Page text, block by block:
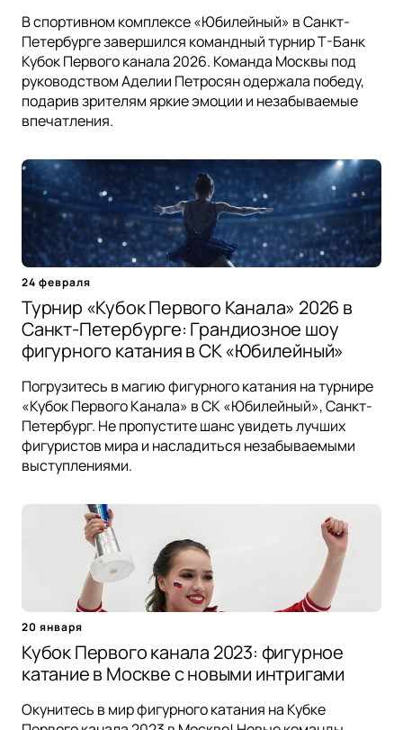
В спортивном комплексе «Юбилейный» в Санкт-
Петербурге завершился командный турнир Т-Банк
Кубок Первого канала 2026. Команда Москвы под
руководством Аделии Петросян одержала победу,
подарив зрителям яркие эмоции и незабываемые
впечатления.
24 февраля
Турнир «Кубок Первого Канала» 2026 в
Санкт-Петербурге: Грандиозное шоу
фигурного катания в СК «Юбилейный»
Погрузитесь в магию фигурного катания на турнире
«Кубок Первого Канала» в СК «Юбилейный», Санкт-
Петербург. Не пропустите шанс увидеть лучших
фигуристов мира и насладиться незабываемыми
выступлениями.
20 января
Кубок Первого канала 2023: фигурное
катание в Москве с новыми интригами
Окунитесь в мир фигурного катания на Кубке